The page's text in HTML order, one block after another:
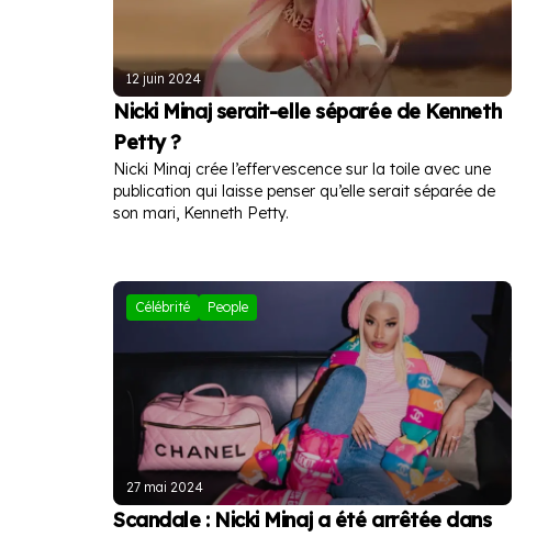
12 juin 2024
Nicki Minaj serait-elle séparée de Kenneth
Petty ?
Nicki Minaj crée l’effervescence sur la toile avec une
publication qui laisse penser qu’elle serait séparée de
son mari, Kenneth Petty.
Célébrité People
27 mai 2024
Scandale : Nicki Minaj a été arrêtée dans